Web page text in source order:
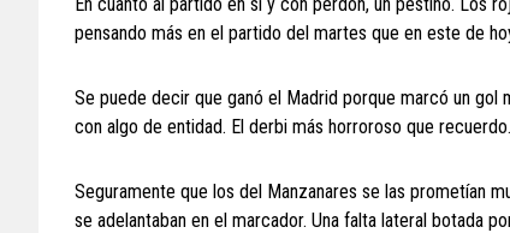
pensando más en el partido del martes que en este de
Se puede decir que ganó el Madrid porque marcó un
con algo de entidad. El derbi más horroroso que recuerdo.
Seguramente que los del Manzanares se las prometían
se adelantaban en el marcador. Una falta lateral botada